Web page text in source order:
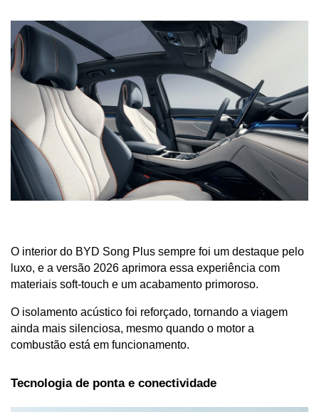
O interior do BYD Song Plus sempre foi um destaque pelo
luxo, e a versão 2026 aprimora essa experiência com
materiais soft-touch e um acabamento primoroso.
O isolamento acústico foi reforçado, tornando a viagem
ainda mais silenciosa, mesmo quando o motor a
combustão está em funcionamento.
Tecnologia de ponta e conectividade